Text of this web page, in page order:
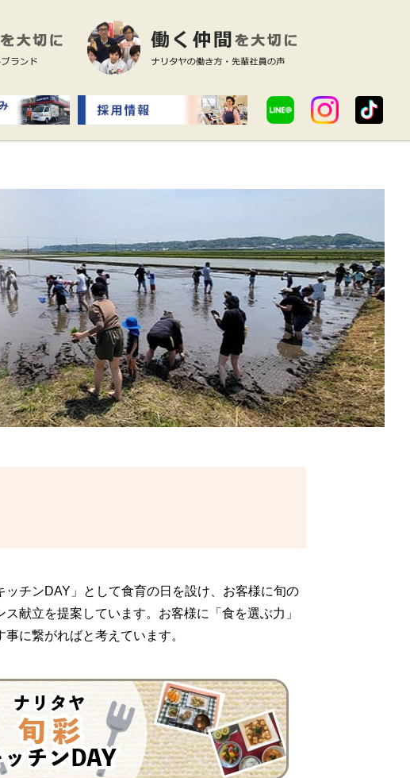
ッチンDAY」として食育の日を設け、お客様に旬の
献立を提案しています。お客様に「食を選ぶ力」
に繋がればと考えています。